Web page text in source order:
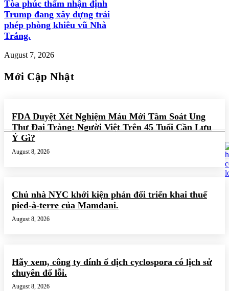
Tòa phúc thẩm nhận định
Trump đang xây dựng trái
phép phòng khiêu vũ Nhà
Trắng.
August 7, 2026
Mới Cập Nhật
FDA Duyệt Xét Nghiệm Máu Mới Tầm Soát Ung
Thư Đại Tràng: Người Việt Trên 45 Tuổi Cần Lưu
Ý Gì?
August 8, 2026
Chủ nhà NYC khởi kiện phản đối triển khai thuế
pied-à-terre của Mamdani.
August 8, 2026
Hãy xem, công ty dính ổ dịch cyclospora có lịch sử
chuyên đổ lỗi.
August 8, 2026